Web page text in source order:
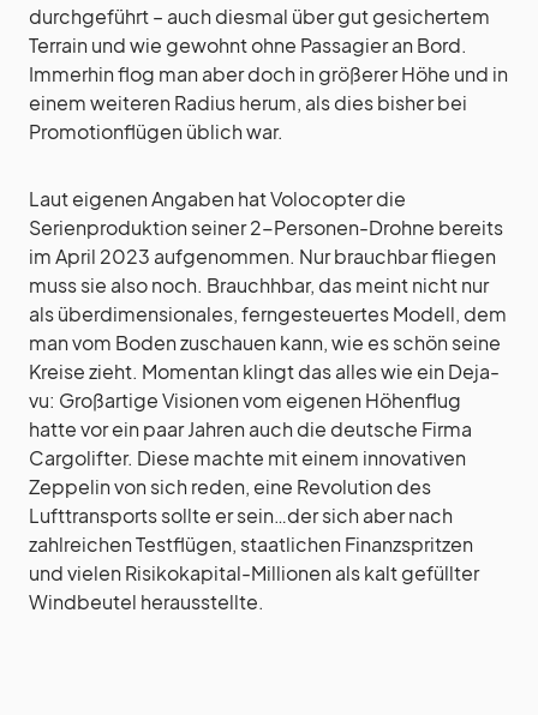
durchgeführt – auch diesmal über gut gesichertem
Terrain und wie gewohnt ohne Passagier an Bord.
Immerhin flog man aber doch in größerer Höhe und in
einem weiteren Radius herum, als dies bisher bei
Promotionflügen üblich war.
Laut eigenen Angaben hat Volocopter die
Serienproduktion seiner 2-Personen-Drohne bereits
im April 2023 aufgenommen. Nur brauchbar fliegen
muss sie also noch. Brauchhbar, das meint nicht nur
als überdimensionales, ferngesteuertes Modell, dem
man vom Boden zuschauen kann, wie es schön seine
Kreise zieht. Momentan klingt das alles wie ein Deja-
vu: Großartige Visionen vom eigenen Höhenflug
hatte vor ein paar Jahren auch die deutsche Firma
Cargolifter. Diese machte mit einem innovativen
Zeppelin von sich reden, eine Revolution des
Lufttransports sollte er sein…der sich aber nach
zahlreichen Testflügen, staatlichen Finanzspritzen
und vielen Risikokapital-Millionen als kalt gefüllter
Windbeutel herausstellte.